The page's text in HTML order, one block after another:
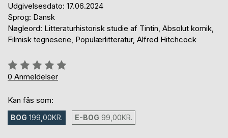
Udgivelsesdato: 17.06.2024
Sprog: Dansk
Nøgleord: Litteraturhistorisk studie af Tintin, Absolut komik,
Filmisk tegneserie, Populærlitteratur, Alfred Hitchcock
Anmeldelse::
0%
0 Anmeldelser
Kan fås som:
BOG 199,00KR. E-BOG 99,00KR.